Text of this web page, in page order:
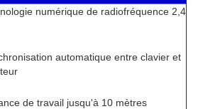
numérique de radiofréquence 2,4
automatique entre clavier et
de travail jusqu'à 10 mètres